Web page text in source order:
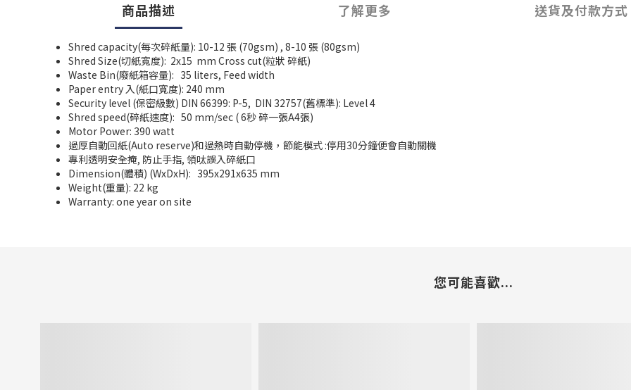
商品描述 了解更多 送貨及付款方式
Shred capacity(每次碎紙量): 10-12 張 (70gsm) , 8-10 張 (80gsm)
Shred Size(切紙寬度): 2x15 mm Cross cut(粒狀 碎紙)
Waste Bin(廢紙箱容量): 35 liters, Feed width
Paper entry 入(紙口寬度): 240 mm
Security level (保密級數) DIN 66399: P-5, DIN 32757(舊標準): Level 4
Shred speed(碎紙速度): 50 mm/sec ( 6秒 碎一張A4張)
Motor Power: 390 watt
過厚自動回紙(Auto reserve)和過熱時自動停機，節能模式 :停用30分鐘便會自動關機
專利透明安全掩, 防止手指, 領呔誤入碎紙口
Dimension(體積) (WxDxH): 395x291x635 mm
Weight(重量): 22 kg
Warranty: one year on site
您可能喜歡...